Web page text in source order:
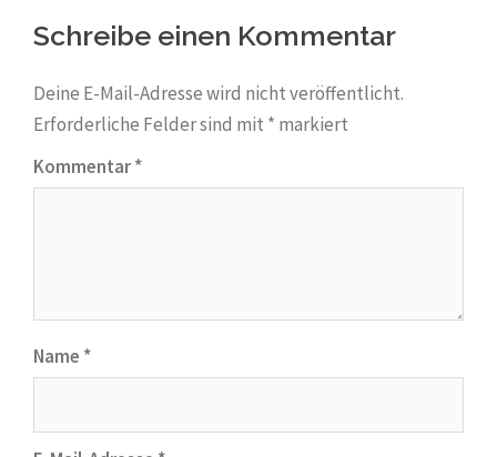
Schreibe einen Kommentar
Deine E-Mail-Adresse wird nicht veröffentlicht.
Erforderliche Felder sind mit * markiert
Kommentar*
Name *